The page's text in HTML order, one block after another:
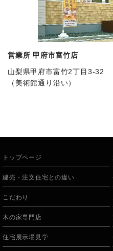
営業所 甲府市富竹店
山梨県甲府市富竹2丁目3-32
（美術館通り沿い）
トップページ
建売・注文住宅との違い
こだわり
木の家専門店
住宅展示場見学